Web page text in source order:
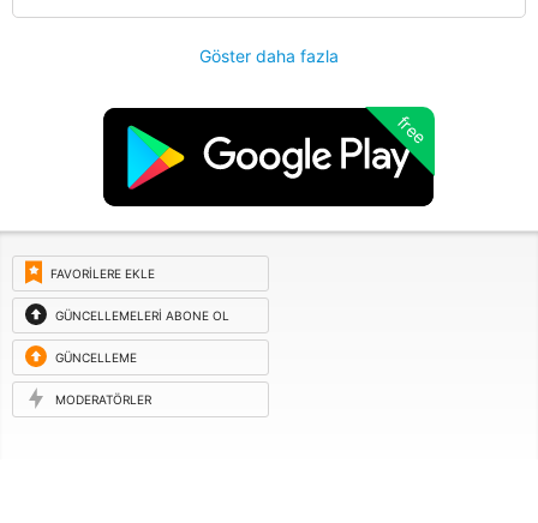
Göster daha fazla
free
FAVORILERE EKLE
GÜNCELLEMELERI ABONE OL
GÜNCELLEME
ISTEĞI
MODERATÖRLER